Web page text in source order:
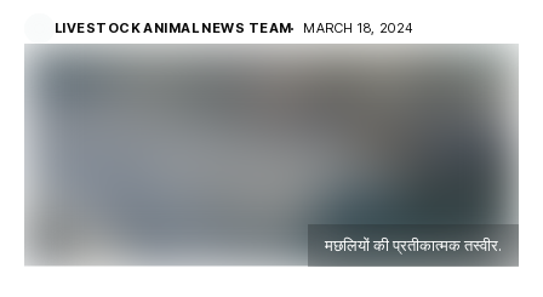
LIVESTOCK ANIMAL NEWS TEAM MARCH 18, 2024
मछलियों की प्रतीकात्मक तस्वीर.